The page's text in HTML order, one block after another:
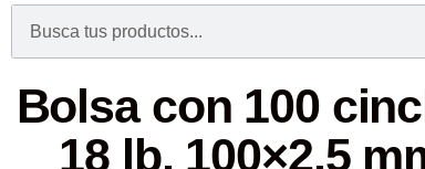
Bolsa con 100
18 lb, 100×2.5